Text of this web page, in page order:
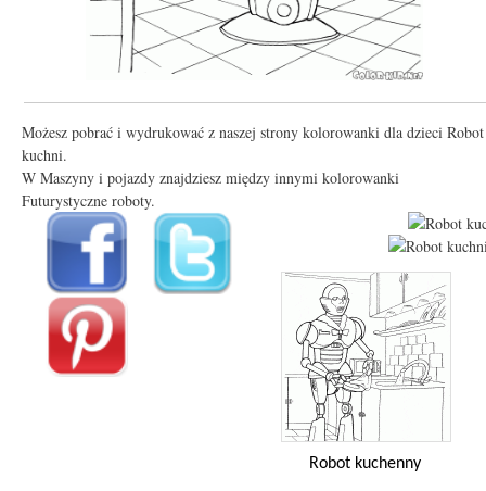
Możesz pobrać i wydrukować z naszej strony kolorowanki dla dzieci Robot
kuchni.
W Maszyny i pojazdy znajdziesz między innymi kolorowanki
Futurystyczne roboty.
Robot kuchenny